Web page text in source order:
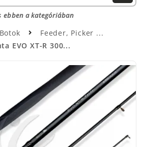
ebben a kategóriában
Botok
Feeder, Picker
EVO XT-R 300...